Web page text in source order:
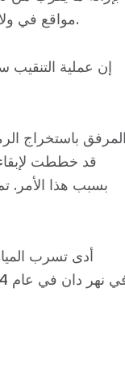
مواقع في ولاية كارولينا الشمالية في تسوية قانونية مع إدارة الجودة البيئية بالولاية.
أدى تسرب